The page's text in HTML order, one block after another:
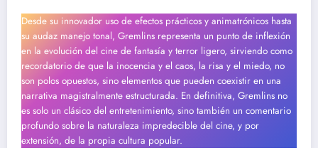
Desde su innovador uso de efectos prácticos y animatrónicos hasta
su audaz manejo tonal, Gremlins representa un punto de inflexión
en la evolución del cine de fantasía y terror ligero, sirviendo como
recordatorio de que la inocencia y el caos, la risa y el miedo, no
son polos opuestos, sino elementos que pueden coexistir en una
narrativa magistralmente estructurada. En definitiva, Gremlins no
es solo un clásico del entretenimiento, sino también un comentario
profundo sobre la naturaleza impredecible del cine, y por
extensión, de la propia cultura popular.